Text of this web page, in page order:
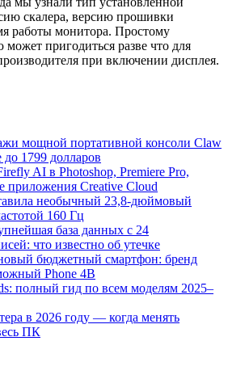
скалера, версию прошивки
работы монитора. Простому
пригодиться разве что для
при включении дисплея.
мощной портативной консоли Claw
1799 долларов
AI в Photoshop, Premiere Pro,
приложения Creative Cloud
необычный 23,8-дюймовый
160 Гц
база данных с 24
что известно об утечке
бюджетный смартфон: бренд
Phone 4B
полный гид по всем моделям 2025–
в 2026 году — когда менять
ПК